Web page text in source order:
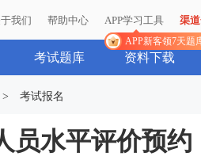
我们 帮助中心 APP学习工具
APP新客领7天题
渠
考试题库 资料下载
> 考试报名
员水平评价预约